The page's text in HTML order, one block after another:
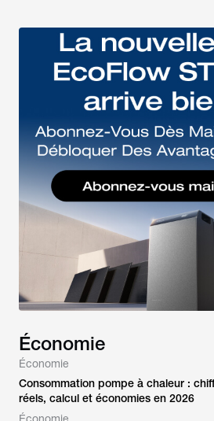
Économie
Économie
Consommation pompe à chaleur :
réels, calcul et économies en 2026